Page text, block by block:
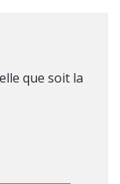
que soit la